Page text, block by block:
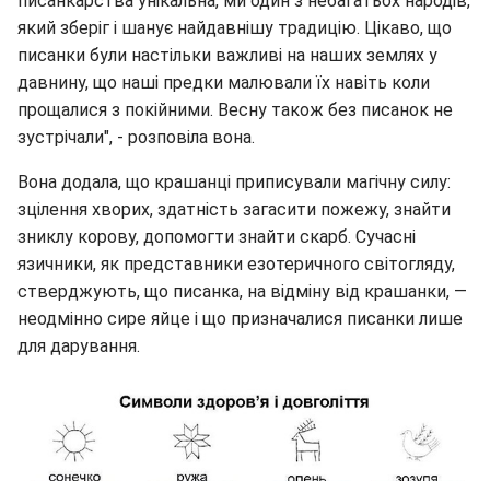
який зберіг і шанує найдавнішу традицію. Цікаво, що
писанки були настільки важливі на наших землях у
давнину, що наші предки малювали їх навіть коли
прощалися з покійними. Весну також без писанок не
зустрічали", - розповіла вона.
Вона додала, що крашанці приписували магічну силу:
зцілення хворих, здатність загасити пожежу, знайти
зниклу корову, допомогти знайти скарб. Сучасні
язичники, як представники езотеричного світогляду,
стверджують, що писанка, на відміну від крашанки, —
неодмінно сире яйце і що призначалися писанки лише
для дарування.